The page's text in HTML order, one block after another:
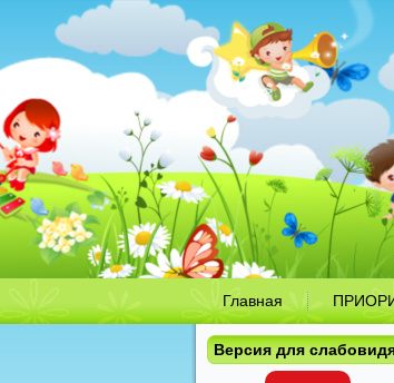
Главная
Версия для